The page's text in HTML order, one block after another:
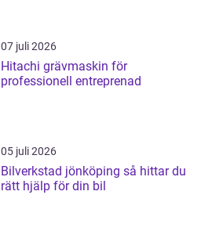
07 juli 2026
Hitachi grävmaskin för
professionell entreprenad
05 juli 2026
Bilverkstad jönköping så hittar du
rätt hjälp för din bil